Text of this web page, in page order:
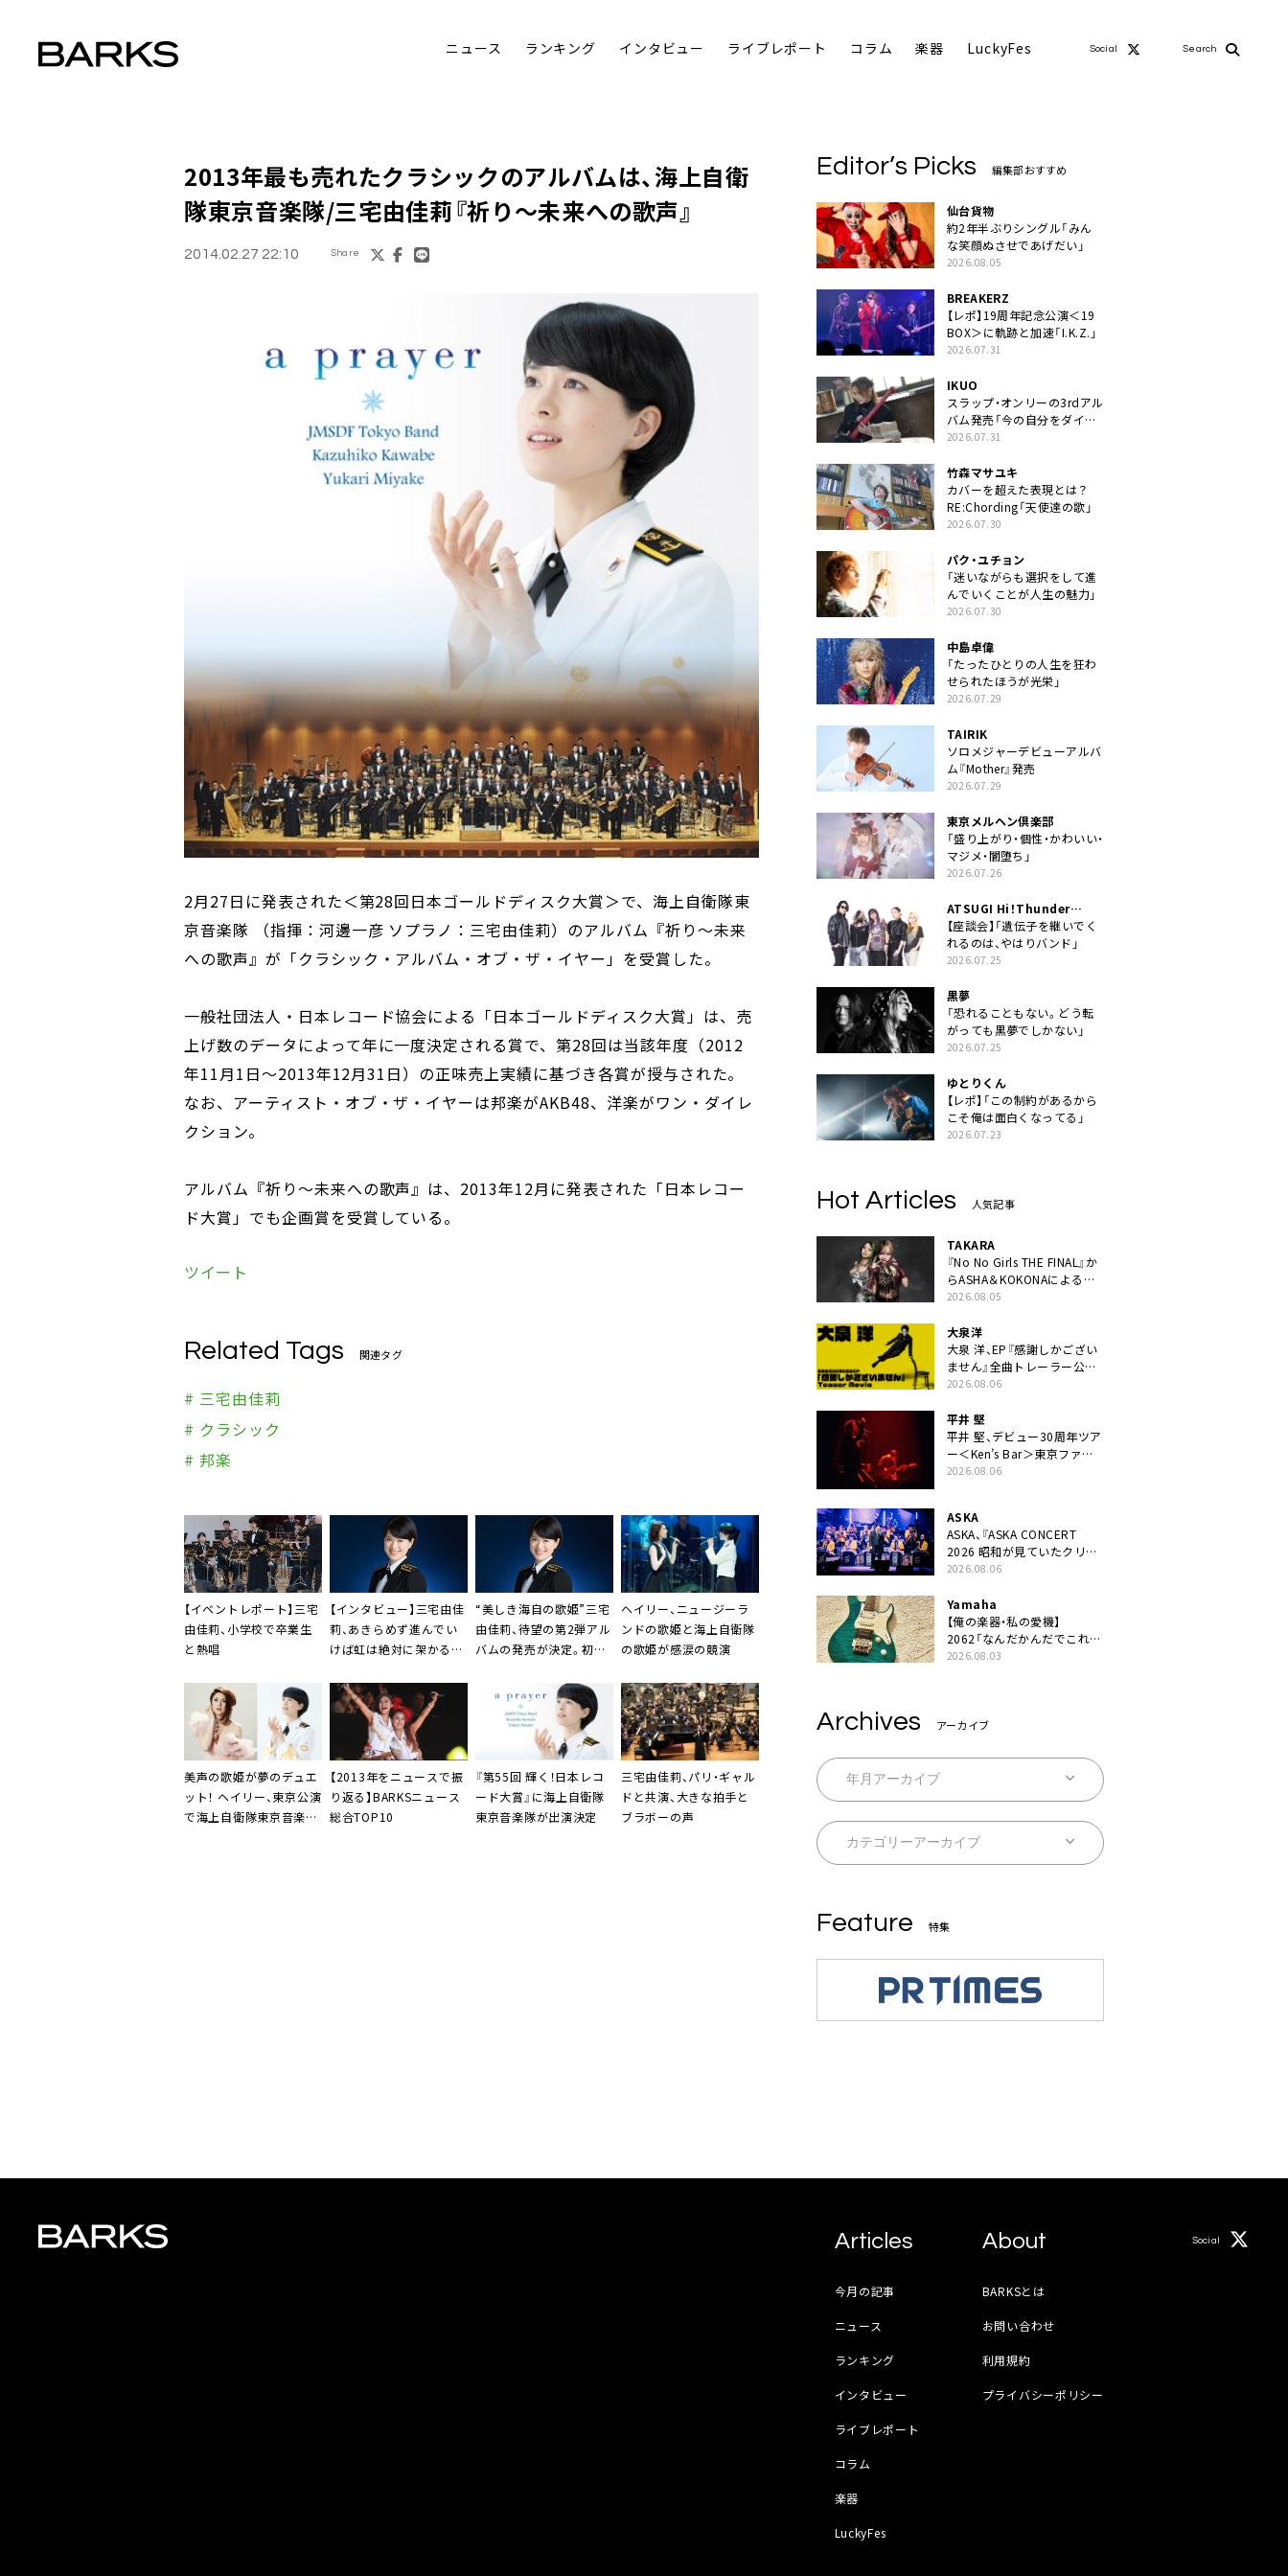
ニュース ランキング インタビュー ライブレポート コラム 楽器 LuckyFes Social Search
2013年最も売れたクラシックのアルバムは、海上自衛
隊東京音楽隊/三宅由佳莉『祈り～未来への歌声』
2014.02.27 22:10 Share
2月27日に発表された＜第28回日本ゴールドディスク大賞＞で、海上自衛隊東
京音楽隊 （指揮：河邊一彦 ソプラノ：三宅由佳莉）のアルバム『祈り～未来
への歌声』が「クラシック・アルバム・オブ・ザ・イヤー」を受賞した。
一般社団法人・日本レコード協会による「日本ゴールドディスク大賞」は、売
上げ数のデータによって年に一度決定される賞で、第28回は当該年度（2012
年11月1日～2013年12月31日）の正味売上実績に基づき各賞が授与された。
なお、アーティスト・オブ・ザ・イヤーは邦楽がAKB48、洋楽がワン・ダイレ
クション。
アルバム『祈り～未来への歌声』は、2013年12月に発表された「日本レコー
ド大賞」でも企画賞を受賞している。
ツイート
Related Tags 関連タグ
# 三宅由佳莉
# クラシック
# 邦楽
【イベントレポート】 三宅
由佳莉、小学校で卒業生
と熱唱
【インタビュー】 三宅由佳
莉、あきらめず進んでい
けば虹は絶対に架かる
Tomorrow』
“美しき海自の歌姫”三宅
由佳莉、待望の第2弾アル
バムの発売が決定。初の
ヘイリー、ニュージーラ
ンドの歌姫と海上自衛隊
の歌姫が感涙の競演
美声の歌姫が夢のデュエ
ット！ ヘイリー、東京公演
で海上自衛隊東京音楽隊
【2013年をニュースで振
り返る】BARKSニュース
総合TOP10
『第55回 輝く！日本レコ
ード大賞』に海上自衛隊
東京音楽隊が出演決定
三宅由佳莉、パリ・ギャル
ドと共演、大きな拍手と
ブラボーの声
Editor’s Picks 編集部おすすめ
仙台貨物
約2年半ぶりシングル「みん
な笑顔ぬさせであげだい」
2026.08.05
BREAKERZ
【レポ】19周年記念公演＜19
BOX＞に軌跡と加速「I.K.Z.」
2026.07.31
IKUO
スラップ・オンリーの3rdアル
バム発売「今の自分をダイレ
クトに」
2026.07.31
竹森マサユキ
カバーを超えた表現とは？
RE:Chording「天使達の歌」
2026.07.30
パク・ユチョン
「迷いながらも選択をして進
んでいくことが人生の魅力」
2026.07.30
中島卓偉
「たったひとりの人生を狂わ
せられたほうが光栄」
2026.07.29
TAIRIK
ソロメジャーデビューアルバ
ム『Mother』発売
2026.07.29
東京メルヘン倶楽部
「盛り上がり・個性・かわいい・
マジメ・闇堕ち」
2026.07.26
ATSUGI Hi！Thunder
Rock Festival
【座談会】「遺伝子を継いでく
れるのは、やはりバンド」
2026.07.25
黒夢
「恐れることもない。どう転
がっても黒夢でしかない」
2026.07.25
ゆとりくん
【レポ】「この制約があるから
こそ俺は面白くなってる」
2026.07.23
Hot Articles 人気記事
TAKARA
『No No Girls THE FINAL』か
らASHA＆KOKONAによるユ
ニット・TAKARAがデビュー
2026.08.05
大泉洋
大泉 洋、EP『感謝しかござい
ません』全曲トレーラー公
開。幾田りら書き下ろし曲や
による提供曲のレコーディン
グ映像の一部解禁も
2026.08.06
平井 堅
平井 堅、デビュー30周年ツア
ー＜Ken’s Bar＞東京ファイ
ナル公演の映像商品化決定。
2026.08.06
ASKA
ASKA、『ASKA CONCERT
2026 昭和が見ていたクリス
マス!? 』発売＆上映決定
2026.08.06
Yamaha
【俺の楽器・私の愛機】
2062「なんだかんだでこれが
1番」
2026.08.03
Archives アーカイブ
Feature 特集
Articles
今月の記事
ニュース
ランキング
インタビュー
ライブレポート
コラム
楽器
LuckyFes
About
BARKSとは
お問い合わせ
利用規約
プライバシーポリシー
Social